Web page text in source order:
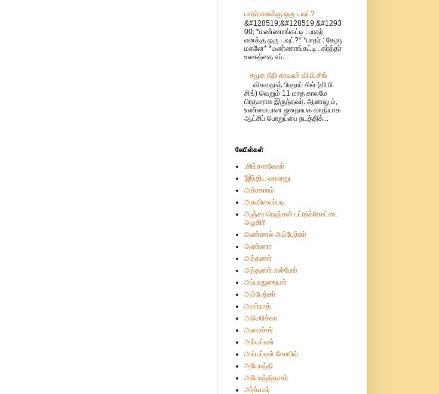
பாதர் எனக்கு ஒரு டவுட்?
&#128519;&#128519;&#1293
00; *மண்ணாங்கட்டி : பாதர்
எனக்கு ஒரு டவுட்?* *பாதர் : கேளு
மகனே* *மண்ணாங்கட்டி : கர்த்தர்
உலகத்தை எப்...
சமூக நீதி காவலர் வி.பி.சிங்
விசுவநாத் பிரதாப் சிங் (வி.பி.
சிங்) வெறும் 11 மாத காலமே
பிரதமராக இருந்தவர். ஆனாலும்,
உண்மையான ஜனநாயக வாதியாக
ஆட்சிப் பொறுப்பை நடத்திக்...
லேபிள்கள்
.சிங்காரவேலர்
'இந்திய வரலாறு
அக்ரகாரம்
அகவிலைப்படி
அஞ்சா நெஞ்சன் பட்டுக்கோட்டை
அழகிரி
அண்ணல் அம்பேத்கர்
அண்ணா
அந்தணர்
அந்தணர் என்போர்
அப்பாதுரையார்
அம்பேத்கர்
அமர்நாத்
அமெரிக்கா
அமைச்சர்
அய்யப்பன்
அய்யப்பன் கோயில்
அயோத்தி
அயோத்திதாசர்
அர்ச்சகர்